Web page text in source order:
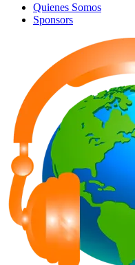
Quienes Somos
Sponsors